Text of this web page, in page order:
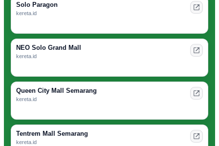
Solo Paragon
kereta.id
NEO Solo Grand Mall
kereta.id
Queen City Mall Semarang
kereta.id
Tentrem Mall Semarang
kereta.id